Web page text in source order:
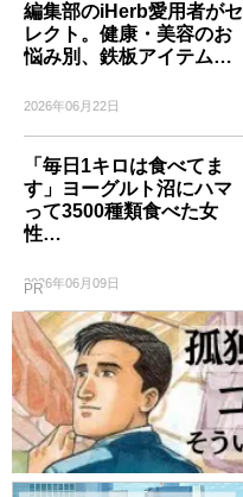
編集部のiHerb愛用者がセ
レクト。健康・美容のお
悩み別、鉄板アイテム…
2026年06月22日
「毎日1キロは食べてま
す」ヨーグルト沼にハマ
って3500種類食べた女
性…
2026年06月09日
PR